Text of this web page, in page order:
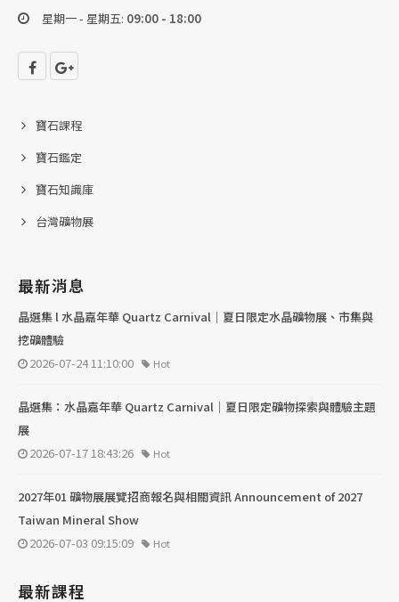
星期一 - 星期五: 09:00 - 18:00
寶石課程
寶石鑑定
寶石知識庫
台灣礦物展
最新消息
晶選集 l 水晶嘉年華 Quartz Carnival｜夏日限定水晶礦物展、市集與
挖礦體驗
2026-07-24 11:10:00
Hot
晶選集：水晶嘉年華 Quartz Carnival｜夏日限定礦物探索與體驗主題
展
2026-07-17 18:43:26
Hot
2027年01 礦物展展覽招商報名與相關資訊 Announcement of 2027
Taiwan Mineral Show
2026-07-03 09:15:09
Hot
最新課程